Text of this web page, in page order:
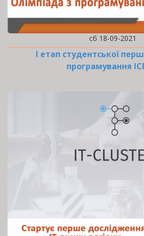
сб 18-09-2021
І етап студентської
програмування